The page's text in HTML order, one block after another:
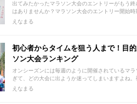
出てみたかったマラソン大会のエントリーがもう
はありませんか？マラソン大会のエントリー開始時
えなまる
初心者からタイムを狙う人まで！目
ソン大会ランキング
オンシーズンには毎週のように開催されているマ
ぎて、どの大会に出ようか迷ってしまいますよね。
えなまる